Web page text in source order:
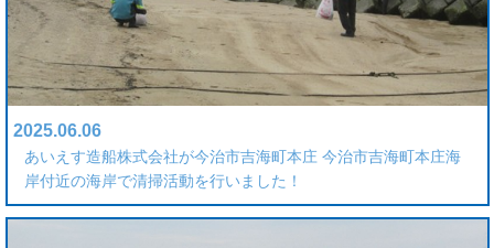
2025.06.06
あいえす造船株式会社が今治市吉海町本庄 今治市吉海町本庄海
岸付近の海岸で清掃活動を行いました！